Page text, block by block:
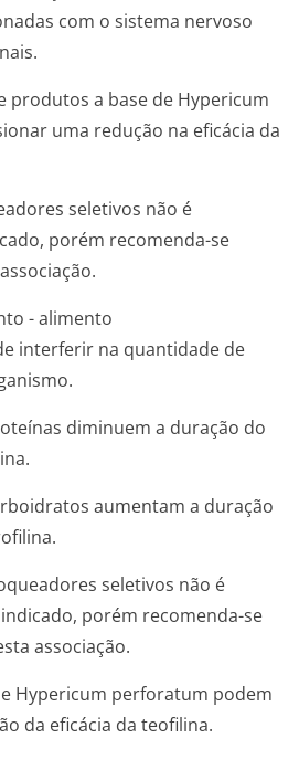
com o sistema nervoso
produtos a base de Hypericum
uma redução na eficácia da
seletivos não é
porém recomenda-se
- alimento
interferir na quantidade de
diminuem a duração do
aumentam a duração
seletivos não é
porém recomenda-se
associação.
Hypericum perforatum podem
da eficácia da teofilina.